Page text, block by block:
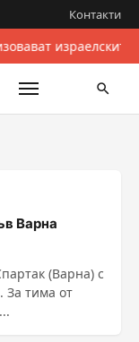
Контакти
Варна
(Варна) с